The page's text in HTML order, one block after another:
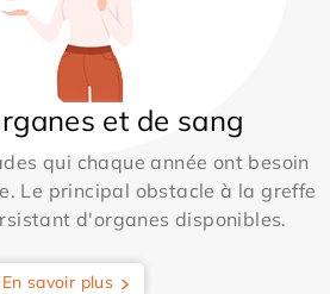
et de sang
qui chaque année ont besoin
Le principal obstacle à la greffe
d'organes disponibles.
En savoir plus